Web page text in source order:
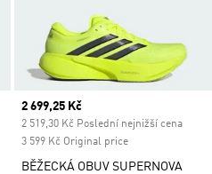
Discount
Current price
2 699,25 Kč
2 519,30 Kč Poslední nejnižší cena
3 599 Kč Original price
BĚŽECKÁ OBUV SUPERNOVA